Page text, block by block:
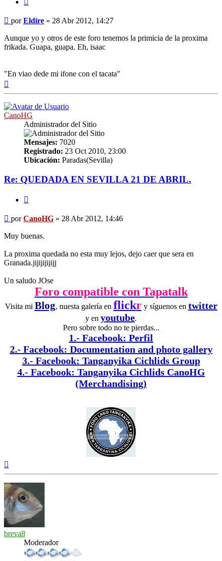
Mensaje
porEldire » 28 Abr 2012, 14:27
Aunque yo y otros de este foro tenemos la primicia de la proxima
frikada. Guapa, guapa. Eh, isaac
"En viao dede mi ifone con el tacata"
CanoHG
Administrador del Sitio
Mensajes: 7020
Registrado: 23 Oct 2010, 23:00
Ubicación: Paradas(Sevilla)
Re: QUEDADA EN SEVILLA 21 DE ABRIL.
Mensaje
porCanoHG » 28 Abr 2012, 14:46
Muy buenas.
La proxima quedada no esta muy lejos, dejo caer que sera en
Granada.jijijijijijj
Un saludo JOse
Foro compatible con Tapatalk
Visita mi Blog, nuesta galería en flickry síguenos en twitter
y en youtube.
Pero sobre todo no te pierdas...
1.- Facebook: Perfil
2.- Facebook: Documentation and photo gallery
3.- Facebook: Tanganyika Cichlids Group
4.- Facebook: Tanganyika Cichlids CanoHG
(Merchandising)
breva8
Moderador